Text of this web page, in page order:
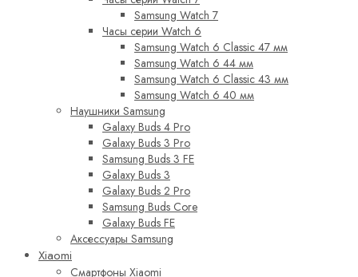
Samsung Watch 7
Часы серии Watch 6
Samsung Watch 6 Classic 47 мм
Samsung Watch 6 44 мм
Samsung Watch 6 Classic 43 мм
Samsung Watch 6 40 мм
Наушники Samsung
Galaxy Buds 4 Pro
Galaxy Buds 3 Pro
Samsung Buds 3 FE
Galaxy Buds 3
Galaxy Buds 2 Pro
Samsung Buds Core
Galaxy Buds FE
Аксессуары Samsung
Xiaomi
Смартфоны Xiaomi